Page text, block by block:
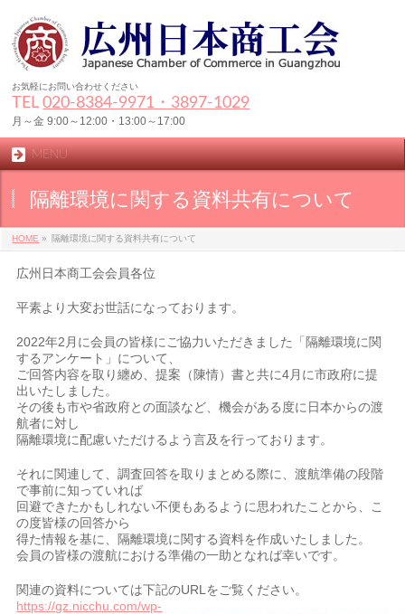
お気軽にお問い合わせください
TEL020-8384‐9971・3897-1029
月～金 9:00～12:00・13:00～17:00
MENU
隔離環境に関する資料共有について
HOME » 隔離環境に関する資料共有について
広州日本商工会会員各位
平素より大変お世話になっております。
2022年2月に会員の皆様にご協力いただきました「隔離環境に関
するアンケート」について、
ご回答内容を取り纏め、提案（陳情）書と共に4月に市政府に提
出いたしました。
その後も市や省政府との面談など、機会がある度に日本からの渡
航者に対し
隔離環境に配慮いただけるよう言及を行っております。
それに関連して、調査回答を取りまとめる際に、渡航準備の段階
で事前に知っていれば
回避できたかもしれない不便もあるように思われたことから、こ
の度皆様の回答から
得た情報を基に、隔離環境に関する資料を作成いたしました。
会員の皆様の渡航における準備の一助となれば幸いです。
関連の資料については下記のURLをご覧ください。
https://gz.nicchu.com/wp-